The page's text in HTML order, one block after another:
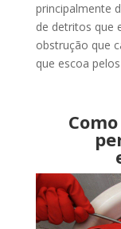
principalmente
de detritos que
obstrução que
que escoa